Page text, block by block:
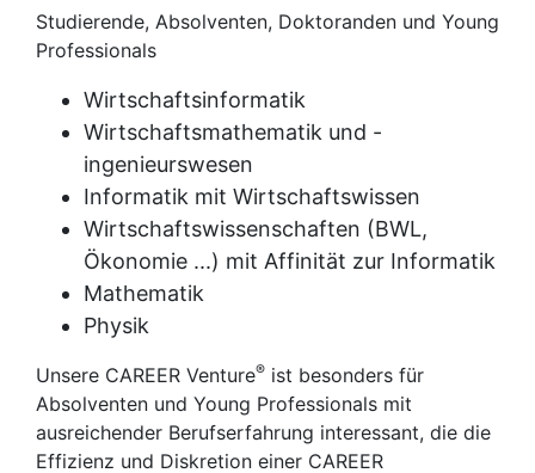
Studierende, Absolventen, Doktoranden und Young
Professionals
Wirtschaftsinformatik
Wirtschaftsmathematik und -
ingenieurswesen
Informatik mit Wirtschaftswissen
Wirtschaftswissenschaften (BWL,
Ökonomie ...) mit Affinität zur Informatik
Mathematik
Physik
Unsere CAREER Venture® ist besonders für
Absolventen und Young Professionals mit
ausreichender Berufserfahrung interessant, die die
Effizienz und Diskretion einer CAREER